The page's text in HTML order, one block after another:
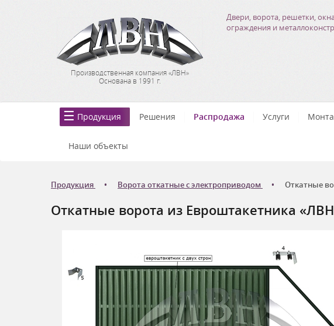
Производственная компания «ЛВН»
Основана в 1991 г.
Двери, ворота, решетки,
ограждения и
Продукция Решения Распродажа Услуги
Наши объекты
Продукция Ворота откатные с электроприводом Откатные
Откатные ворота из Евроштакетника